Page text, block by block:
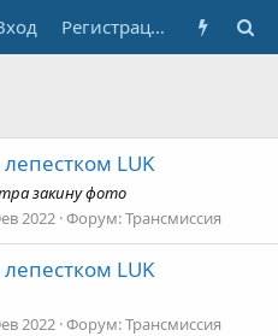
Регистрация
LUK
закину фото
2022 Форум:Трансмиссия
LUK
2022 Форум:Трансмиссия